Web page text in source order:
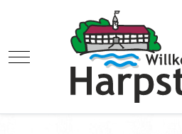
Mobile Menu Toggle